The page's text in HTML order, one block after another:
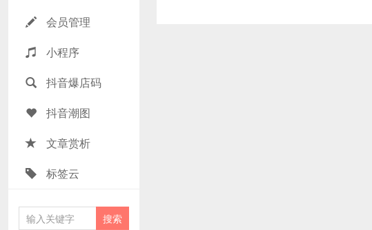
会员管理
小程序
抖音爆店码
抖音潮图
文章赏析
标签云